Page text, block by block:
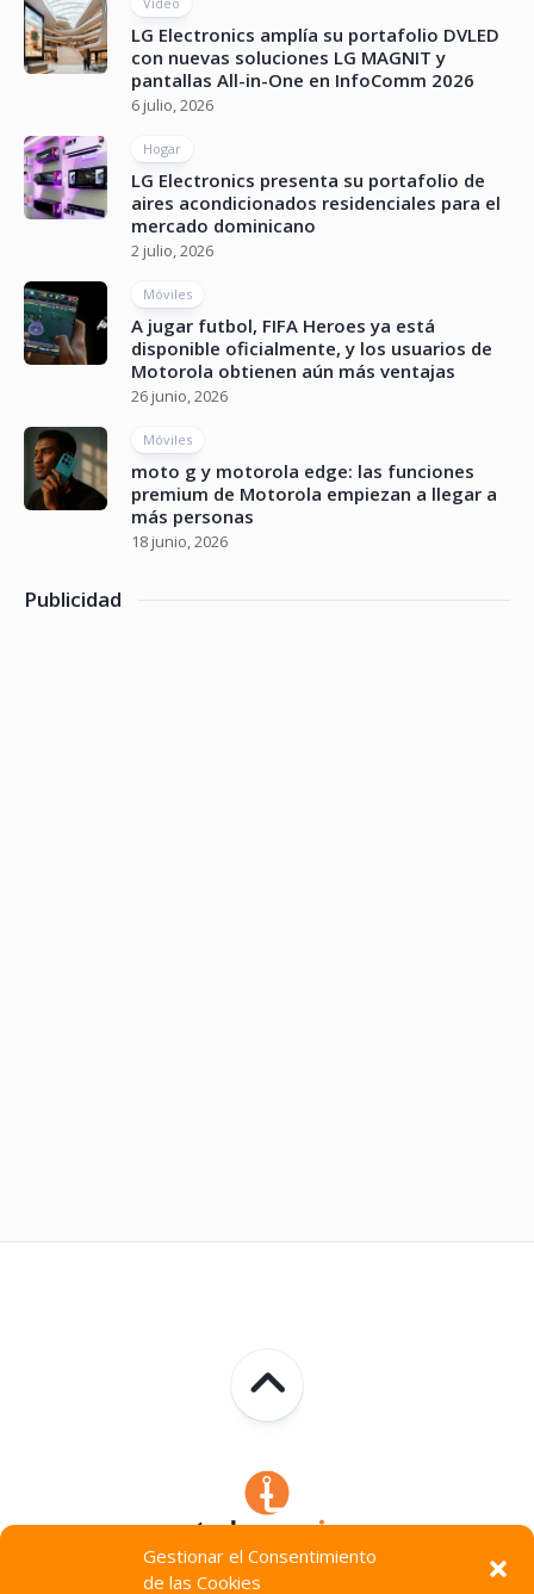
Gestionar el Consentimiento
de las Cookies
LG Electronics amplía su portafolio DVLED
con nuevas soluciones LG MAGNIT y
pantallas All-in-One en InfoComm 2026
6 julio, 2026
Hogar
LG Electronics presenta su portafolio de
aires acondicionados residenciales para el
mercado dominicano
2 julio, 2026
Móviles
A jugar futbol, FIFA Heroes ya está
disponible oficialmente, y los usuarios de
Motorola obtienen aún más ventajas
26 junio, 2026
Móviles
moto g y motorola edge: las funciones
premium de Motorola empiezan a llegar a
más personas
18 junio, 2026
Publicidad
Technocracia © 2026. Todos Los Derechos Reservados.